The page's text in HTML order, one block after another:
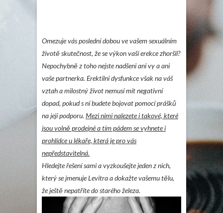
Omezuje vás poslední dobou ve vašem sexuálním
životě skutečnost, že se výkon vaší erekce zhoršil?
Nepochybně z toho nejste nadšeni ani vy a ani
vaše partnerka. Erektilní dysfunkce však na váš
vztah a milostný život nemusí mít negativní
dopad, pokud s ní budete bojovat pomocí prášků
na její podporu. Mezi nimi nalezete i takové, které
jsou volně prodejné a tím pádem se vyhnete i
prohlídce u lékaře, která je pro vás
nepředstavitelná.
Hledejte řešení sami a vyzkoušejte jeden z nich,
který se jmenujeLevitraa dokažte vašemu tělu,
že ještě nepatříte do starého železa.